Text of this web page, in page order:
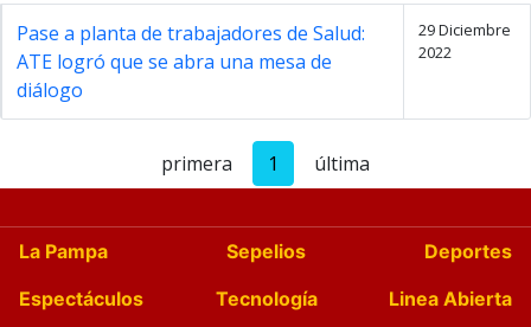
Pase a planta de trabajadores de Salud:
ATE logró que se abra una mesa de
diálogo
29 Diciembre
2022
primera 1 última
La Pampa Sepelios
Deportes
Espectáculos
Tecnología
Linea Abierta